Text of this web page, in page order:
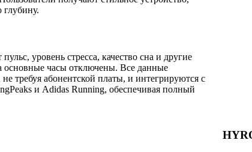
глубину.
уровень стресса, качество сна и другие
основные часы отключены. Все данные
требуя абонентской платы, и интегрируются с
и Adidas Running, обеспечивая полный